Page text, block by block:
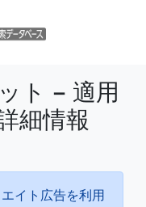
ト − 適用
細情報
イト広告を利用